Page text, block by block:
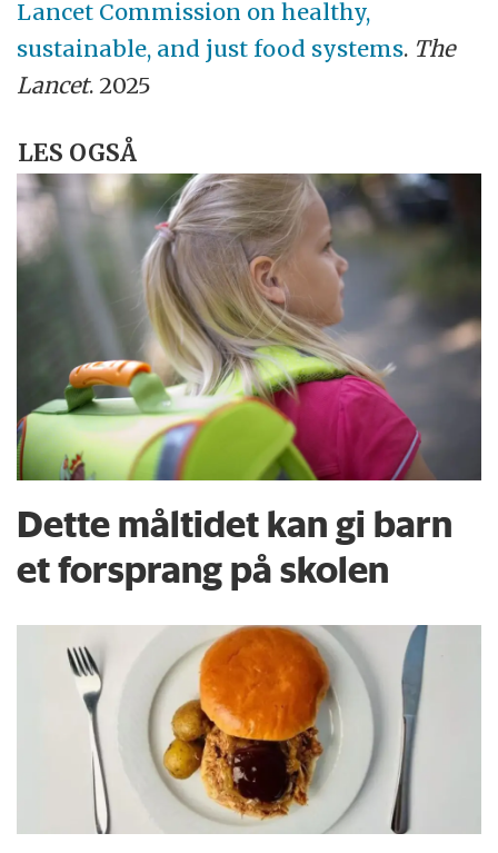
Lancet Commission on healthy,
sustainable, and just food systems. The
Lancet. 2025
LES OGSÅ
Dette måltidet kan gi barn
et forsprang på skolen